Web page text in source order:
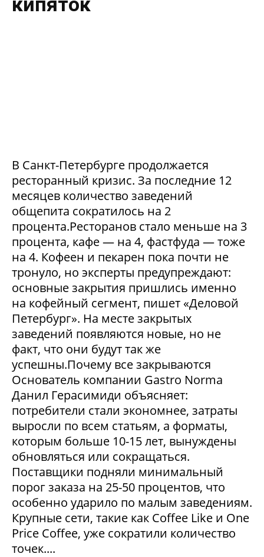
В Санкт-Петербурге продолжается
ресторанный кризис. За последние 12
месяцев количество заведений
общепита сократилось на 2
процента.Ресторанов стало меньше на 3
процента, кафе — на 4, фастфуда — тоже
на 4. Кофеен и пекарен пока почти не
тронуло, но эксперты предупреждают:
основные закрытия пришлись именно
на кофейный сегмент, пишет «Деловой
Петербург». На месте закрытых
заведений появляются новые, но не
факт, что они будут так же
успешны.Почему все закрываются
Основатель компании Gastro Norma
Данил Герасимиди объясняет:
потребители стали экономнее, затраты
выросли по всем статьям, а форматы,
которым больше 10-15 лет, вынуждены
обновляться или сокращаться.
Поставщики подняли минимальный
порог заказа на 25-50 процентов, что
особенно ударило по малым заведениям.
Крупные сети, такие как Coffee Like и One
Price Coffee, уже сократили количество
точек....